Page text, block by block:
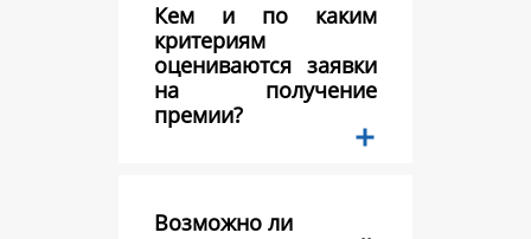
Кем и по каким
критериям
оцениваются заявки
на получение
премии?
Возможно ли